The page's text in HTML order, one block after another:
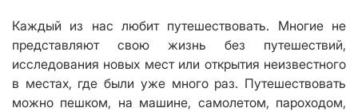
Каждый из нас любит путешествовать. Многие не
представляютсвою жизнь без путешествий,
исследования новых мест или открытия неизвестного
в местах, гдебыли уже много раз. Путешествовать
можно пешком, на машине, самолетом, пароходом,